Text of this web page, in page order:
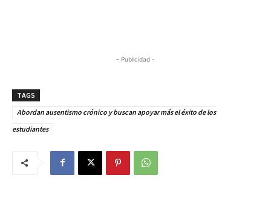
- Publicidad -
TAGS
Abordan ausentismo crónico y buscan apoyar más el éxito de los
estudiantes